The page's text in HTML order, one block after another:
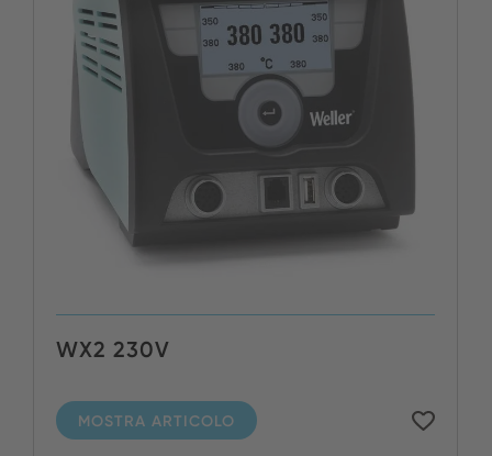
WX2 230V
MOSTRA ARTICOLO